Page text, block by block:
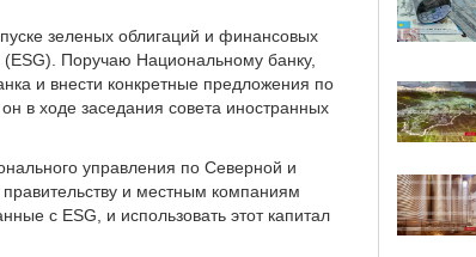
зеленых облигаций и финансовых
Поручаю Национальному банку,
и внести конкретные предложения по
в ходе заседания совета иностранных
управления по Северной и
и местным компаниям
с ESG, и использовать этот капитал